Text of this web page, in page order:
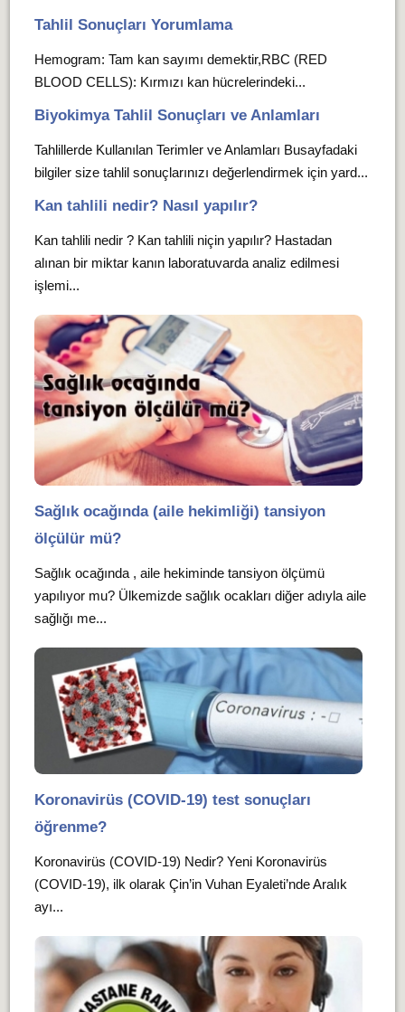
Tahlil Sonuçları Yorumlama
Hemogram: Tam kan sayımı demektir,RBC (RED
BLOOD CELLS): Kırmızı kan hücrelerindeki...
Biyokimya Tahlil Sonuçları ve Anlamları
Tahlillerde Kullanılan Terimler ve Anlamları Busayfadaki
bilgiler size tahlil sonuçlarınızı değerlendirmek için yard...
Kan tahlili nedir? Nasıl yapılır?
Kan tahlili nedir ? Kan tahlili niçin yapılır? Hastadan
alınan bir miktar kanın laboratuvarda analiz edilmesi
işlemi...
Sağlık ocağında (aile hekimliği) tansiyon
ölçülür mü?
Sağlık ocağında , aile hekiminde tansiyon ölçümü
yapılıyor mu? Ülkemizde sağlık ocakları diğer adıyla aile
sağlığı me...
Koronavirüs (COVID-19) test sonuçları
öğrenme?
Koronavirüs (COVID-19) Nedir? Yeni Koronavirüs
(COVID-19), ilk olarak Çin’in Vuhan Eyaleti’nde Aralık
ayı...